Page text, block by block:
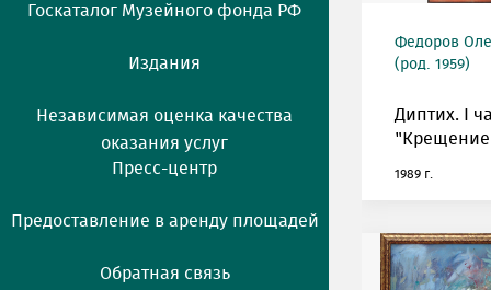
Госкаталог Музейного фонда РФ
Издания
Независимая оценка качества
оказания услуг
Пресс-центр
Предоставление в аренду площадей
Обратная связь
Федоров
(род. 1959)
Диптих. I
1989 г.